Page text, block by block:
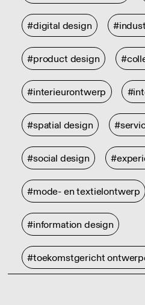
#digital design
#product design
#interieurontwerp
#spatial design
#social design
#mode- en textielontwerp
#information design
#toekomstgericht